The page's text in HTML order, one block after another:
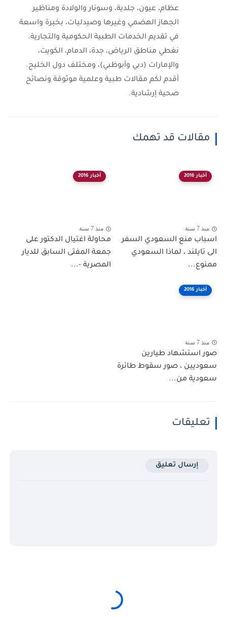
عظام، عيون، جلدية، وسونار والولادة ومناظير
الجهاز الهضمي وغيرها وصيدليات، بخبرة واسعة
في تقديم الخدمات الطبية الحكومية والتجارية.
نغطي مناطق الرياض، جدة، الدمام، الكويت،
والإمارات (دبي وأبوظبي)، ومختلف دول الخليج.
أقدم لكم مقالات طبية وعلمية موثوقة ونصائح
صحية إرشادية.
مقالات قد تهمك
أخبار 2016
منذ 7 سنة
اسباب منع السعودي السفر
الى تايلند ، لماذا السعودي
ممنوع...
أخبار 2016
منذ 7 سنة
محاولة اغتيال الدكتور على
جمعة المفتى السابق للديار
المصرية -...
أخبار 2016
منذ 7 سنة
صور استشهاد طيارين
سعوديين ، صور سقوط طائرة
سعودية من...
تعليقات
إرسال تعليق